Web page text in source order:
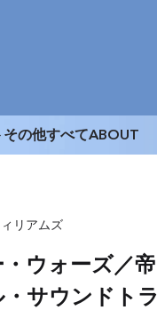
その他すべてABOUT
リアムズ
ウォーズ／
サウンドト